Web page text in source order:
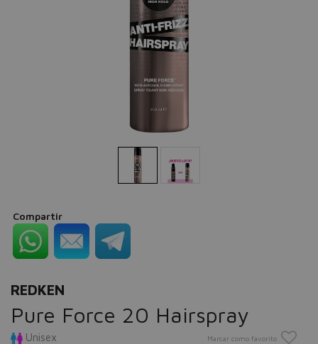
Compartir
REDKEN
Pure Force 20 Hairspray
Unisex Marcar como favorito